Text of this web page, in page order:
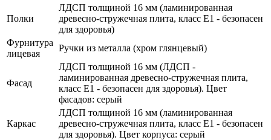
Полки
ЛДСП толщиной 16 мм (ламинированная
древесно-стружечная плита, класс E1 - безопасен
для здоровья)
Фурнитура
лицевая
Ручки из металла (хром глянцевый)
Фасад
ЛДСП толщиной 16 мм (ЛДСП -
ламинированная древесно-стружечная плита,
класс E1 - безопасен для здоровья). Цвет
фасадов: серый
Каркас
ЛДСП толщиной 16 мм (ламинированная
древесно-стружечная плита, класс E1 - безопасен
для здоровья). Цвет корпуса: серый